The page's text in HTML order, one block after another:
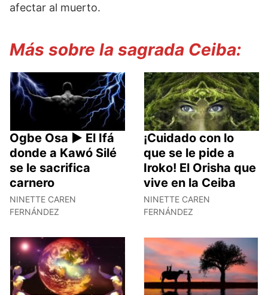
afectar al muerto.
Más sobre la sagrada Ceiba:
Ogbe Osa ► El Ifá
donde a Kawó Silé
se le sacrifica
carnero
NINETTE CAREN
FERNÁNDEZ
¡Cuidado con lo
que se le pide a
Iroko! El Orisha que
vive en la Ceiba
NINETTE CAREN
FERNÁNDEZ